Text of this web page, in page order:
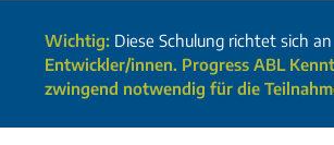
Wichtig:Diese Schulung richtet sich an
Entwickler/innen. Progress ABL
zwingend notwendig für die